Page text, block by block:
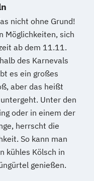
nicht ohne Grund!
Möglichkeiten, sich
ab dem 11.11.
des Karnevals
es ein großes
aber das heißt
Unter den
oder in einem der
herrscht die
So kann man
kühles Kölsch in
genießen.